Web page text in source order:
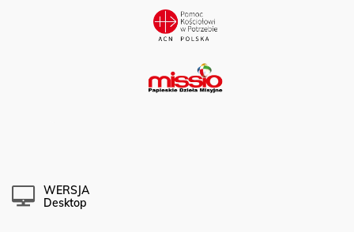
WERSJA
Desktop